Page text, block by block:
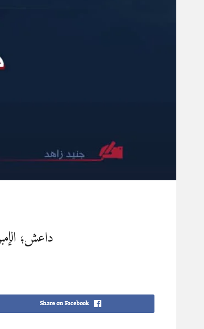
داعش؛
Share on Facebook